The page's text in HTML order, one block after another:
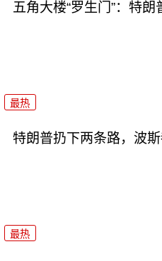
五角大楼“罗生门”：特
最热
特朗普扔下两条路，波
最热